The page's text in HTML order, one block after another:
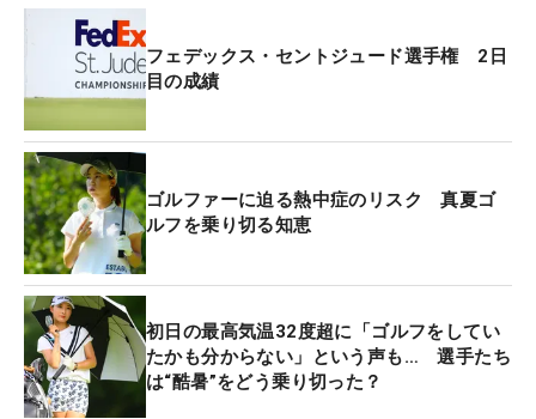
＜フェデックス・セントジュード選手権 2日目
◇11日◇TPCサウスウィンド（米テネシー州）
◇7243ヤード・パー70＞
コースを歩く選手たちのウェアはずぶ濡れだった。
雨のせいではない。PGAツアー史上“最悪の暑さ”に
より、湧き出る汗を止められなかったからだ。
記録的な猛暑に見舞われる日本列島。今年は世界で
も『観測史上最も暑い夏』になるという推測もされ
ているが、それを象徴するような暑さがTPCサウス
ウィンドを襲った。
フェデックス・セントジュード選手権 2日
目の成績
ゴルファーに迫る熱中症のリスク 真夏ゴ
ルフを乗り切る知恵
初日の最高気温32度超に「ゴルフをしてい
たかも分からない」という声も… 選手たち
は“酷暑”をどう乗り切った？